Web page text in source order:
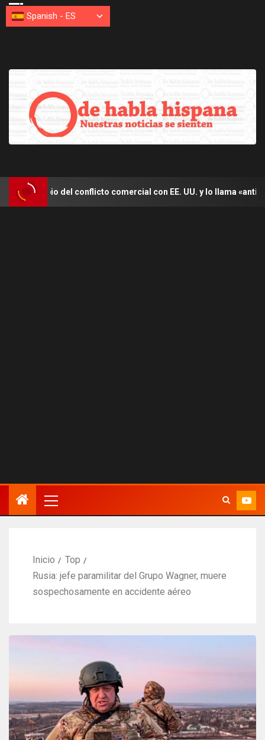
del conflicto comercial con EE. UU. y lo llama
Inicio
Top
Rusia: jefe paramilitar del Grupo Wagner, muere
sospechosamente en accidente aéreo
Spanish - ES